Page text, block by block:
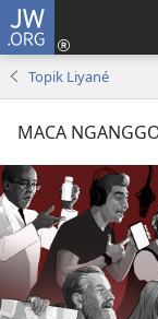
JW.ORG
Topik Liyané
MACA